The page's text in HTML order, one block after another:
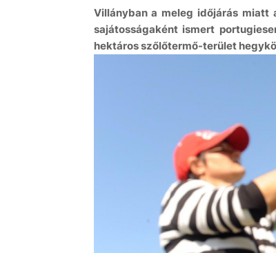
Villányban a meleg időjárás
sajátosságaként ismert
hektáros szőlőtermő-terület